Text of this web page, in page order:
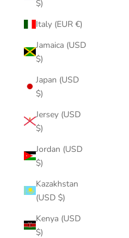
$)
Italy (EUR €)
Jamaica (USD
$)
Japan (USD
$)
Jersey (USD
$)
Jordan (USD
$)
Kazakhstan
(USD $)
Kenya (USD
$)